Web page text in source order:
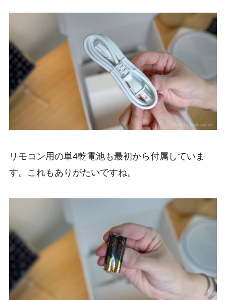
リモコン用の単4乾電池も最初から付属していま
す。これもありがたいですね。